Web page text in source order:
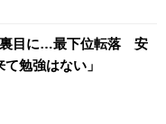
裏目に…最下位転落 安
勉強はない」